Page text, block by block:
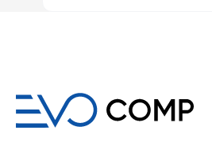
Bu saat, inkişaf etmiş
xüsusiyyətlər ilə həyat